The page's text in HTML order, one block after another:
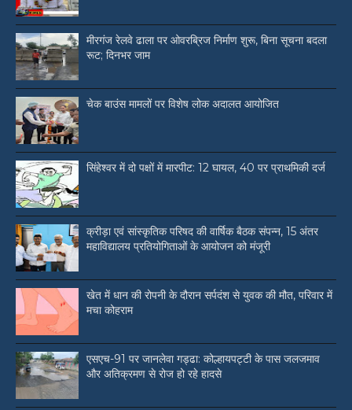
मीरगंज रेलवे ढाला पर ओवरब्रिज निर्माण शुरू, बिना सूचना बदला
रूट; दिनभर जाम
चेक बाउंस मामलों पर विशेष लोक अदालत आयोजित
सिंहेश्वर में दो पक्षों में मारपीट: 12 घायल, 40 पर प्राथमिकी दर्ज
क्रीड़ा एवं सांस्कृतिक परिषद की वार्षिक बैठक संपन्न, 15 अंतर
महाविद्यालय प्रतियोगिताओं के आयोजन को मंजूरी
खेत में धान की रोपनी के दौरान सर्पदंश से युवक की मौत, परिवार में
मचा कोहराम
एसएच-91 पर जानलेवा गड्ढा: कोल्हायपट्टी के पास जलजमाव
और अतिक्रमण से रोज हो रहे हादसे